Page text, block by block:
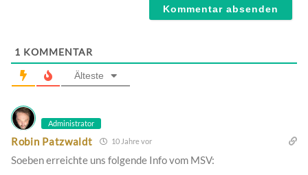
1 KOMMENTAR
Älteste
Administrator
Robin Patzwaldt 10 Jahre vor
Soeben erreichte uns folgende Info vom MSV: